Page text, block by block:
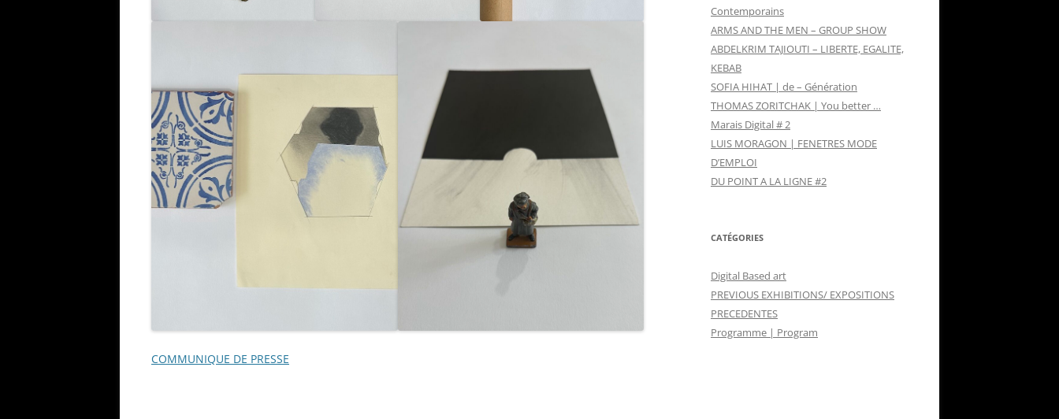
COMMUNIQUE DE PRESSE
Contemporains
ARMS AND THE MEN – GROUP SHOW
ABDELKRIM TAJIOUTI – LIBERTE, EGALITE,
KEBAB
SOFIA HIHAT | de – Génération
THOMAS ZORITCHAK | You better …
Marais Digital # 2
LUIS MORAGON | FENETRES MODE
D’EMPLOI
DU POINT A LA LIGNE #2
CATÉGORIES
Digital Based art
PREVIOUS EXHIBITIONS/ EXPOSITIONS
PRECEDENTES
Programme | Program